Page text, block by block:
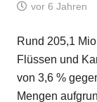
vor 6 Jahren
Rund 205,1
Flüssen und
von 3,6 %
Mengen